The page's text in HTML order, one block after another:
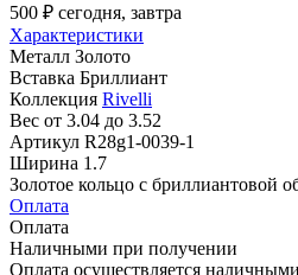
500 ₽ сегодня, завтра
Характеристики
Металл Золото
Вставка Бриллиант
Коллекция Rivelli
Вес от 3.04 до 3.52
Артикул R28g1-0039-1
Ширина 1.7
Золотое кольцо с бриллиантовой
Оплата
Оплата
Наличными при получении
Оплата осуществляется